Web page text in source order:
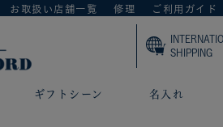
お取扱い店舗一覧 修理 ご利用ガイド
SHIPPING
ギフトシーン 名入れ